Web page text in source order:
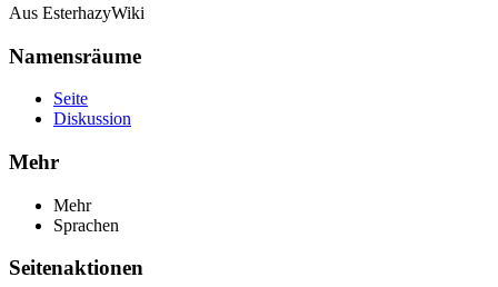
Aus EsterhazyWiki
Namensräume
Seite
Diskussion
Mehr
Mehr
Sprachen
Seitenaktionen